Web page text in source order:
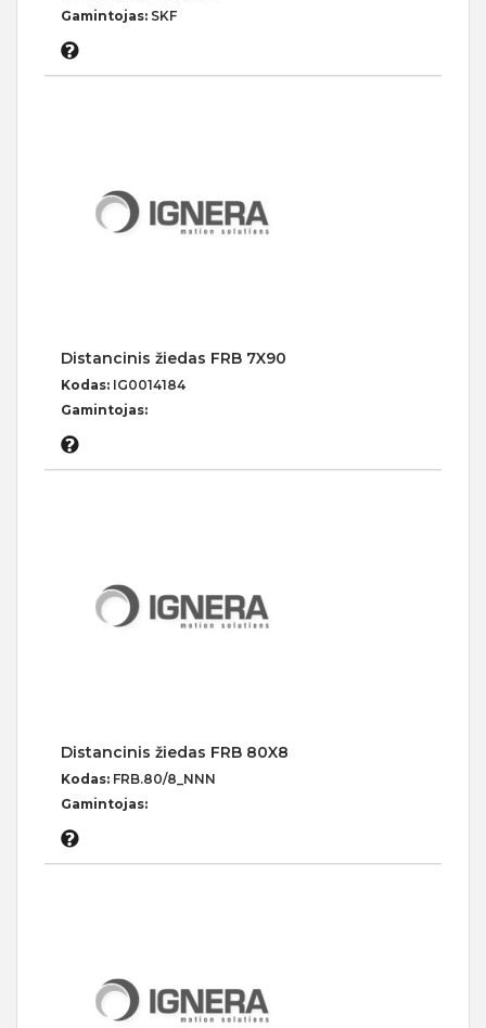
Gamintojas: SKF
Distancinis žiedas FRB 7X90
Kodas: IG0014184
Gamintojas:
Distancinis žiedas FRB 80X8
Kodas: FRB.80/8_NNN
Gamintojas: